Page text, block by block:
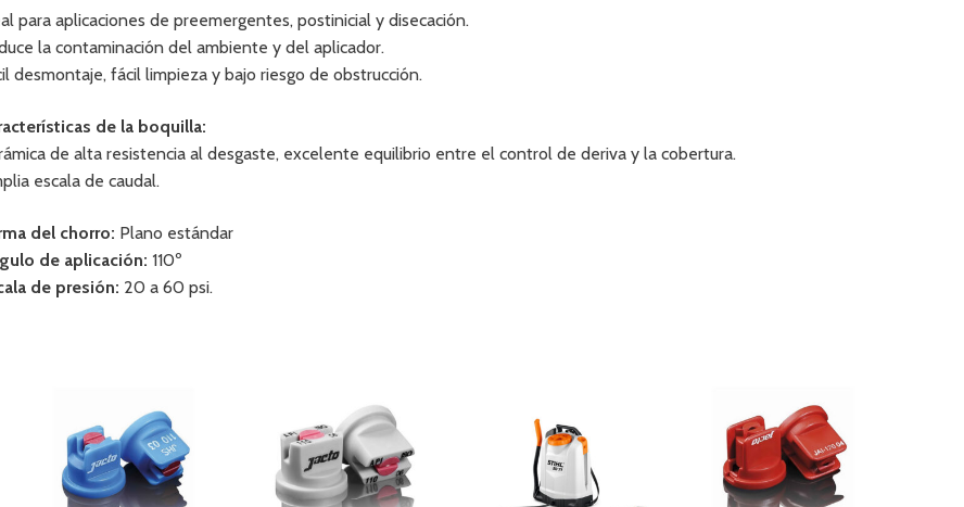
para aplicaciones de preemergentes, postinicial y disecación.
la contaminación del ambiente y del aplicador.
desmontaje, fácil limpieza y bajo riesgo de obstrucción.
de la boquilla:
de alta resistencia al desgaste, excelente equilibrio entre el control de deriva y la cobertura.
escala de caudal.
del chorro: Plano estándar
de aplicación: 110º
de presión: 20 a 60 psi.